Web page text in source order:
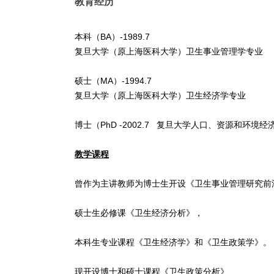
本科（BA） -1989.7
复旦大学（原上海医科大学）卫生事业管理学专业
硕士（MA） -1994.7
复旦大学（原上海医科大学）卫生经济学专业
博士（PhD -2002.7 复旦大学人口、资源和环境经
教学课程
曾作为主讲教师为博士生开设《卫生事业管理研究前
硕士生必修课《卫生经济分析》，
本科生专业课程《卫生经济学》和《卫生政策学》。
现开设博士和硕士课程《卫生政策分析》